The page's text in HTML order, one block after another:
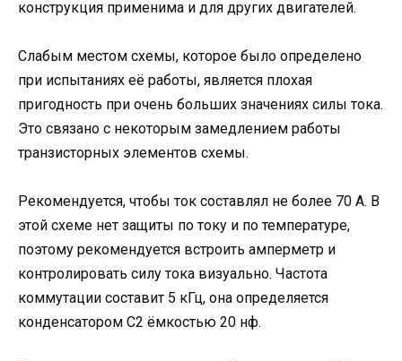
конструкция применима и для других двигателей.
Слабым местом схемы, которое было определено
при испытаниях её работы, является плохая
пригодность при очень больших значениях силы тока.
Это связано с некоторым замедлением работы
транзисторных элементов схемы.
Рекомендуется, чтобы ток составлял не более 70 А. В
этой схеме нет защиты по току и по температуре,
поэтому рекомендуется встроить амперметр и
контролировать силу тока визуально. Частота
коммутации составит 5 кГц, она определяется
конденсатором C2 ёмкостью 20 нф.